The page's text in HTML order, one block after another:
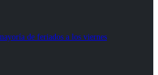
de feriados a los viernes